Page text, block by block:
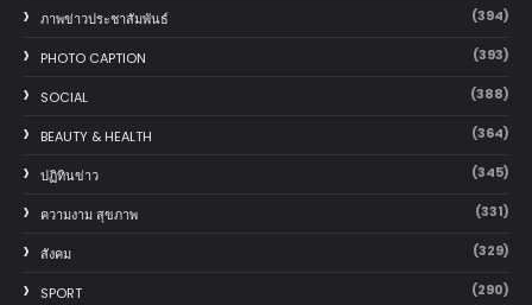
ภาพข่าวประชาสัมพันธ์ (394)
PHOTO CAPTION (393)
SOCIAL (388)
BEAUTY & HEALTH (364)
ปฏิทินข่าว (345)
ความงาม สุขภาพ (331)
สังคม (329)
SPORT (290)